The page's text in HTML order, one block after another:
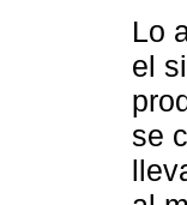
Lo
el
se